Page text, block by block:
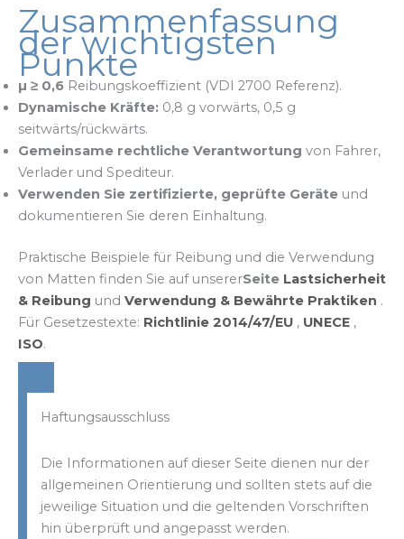
Zusammenfassung
der wichtigsten
Punkte
µ ≥ 0,6 Reibungskoeffizient (VDI 2700 Referenz).
Dynamische Kräfte: 0,8 g vorwärts, 0,5 g
seitwärts/rückwärts.
Gemeinsame rechtliche Verantwortung von Fahrer,
Verlader und Spediteur.
Verwenden Sie zertifizierte, geprüfte Geräte und
dokumentieren Sie deren Einhaltung.
Praktische Beispiele für Reibung und die Verwendung
von Matten finden Sie auf unsererSeite Lastsicherheit
& Reibung und Verwendung & Bewährte Praktiken .
Für Gesetzestexte: Richtlinie 2014/47/EU , UNECE ,
ISO.
Haftungsausschluss
Die Informationen auf dieser Seite dienen nur der
allgemeinen Orientierung und sollten stets auf die
jeweilige Situation und die geltenden Vorschriften
hin überprüft und angepasst werden.